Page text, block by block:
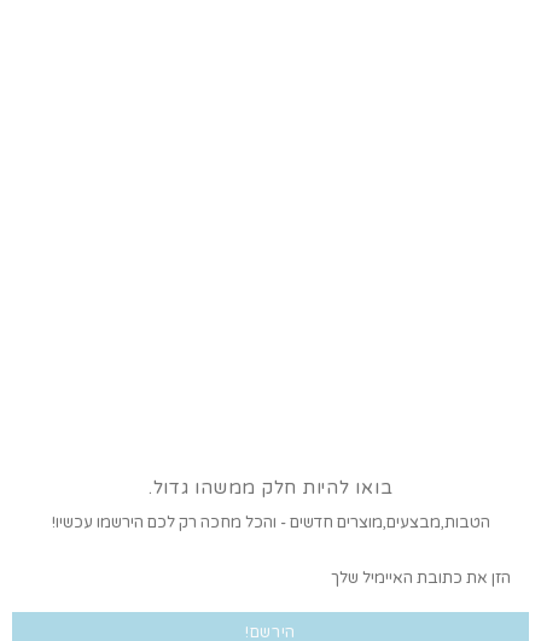
בואו להיות חלק ממשהו גדול.
הטבות,מבצעים,מוצרים חדשים - והכל מחכה רק לכם הירשמו עכשיו!